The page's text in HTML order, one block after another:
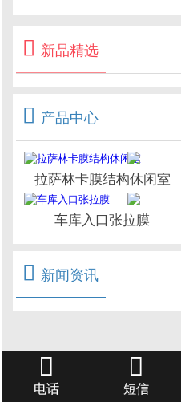
 新品精选
 产品中心
拉萨林卡膜结构休闲室
车库入口张拉膜
 新闻资讯

电话

短信